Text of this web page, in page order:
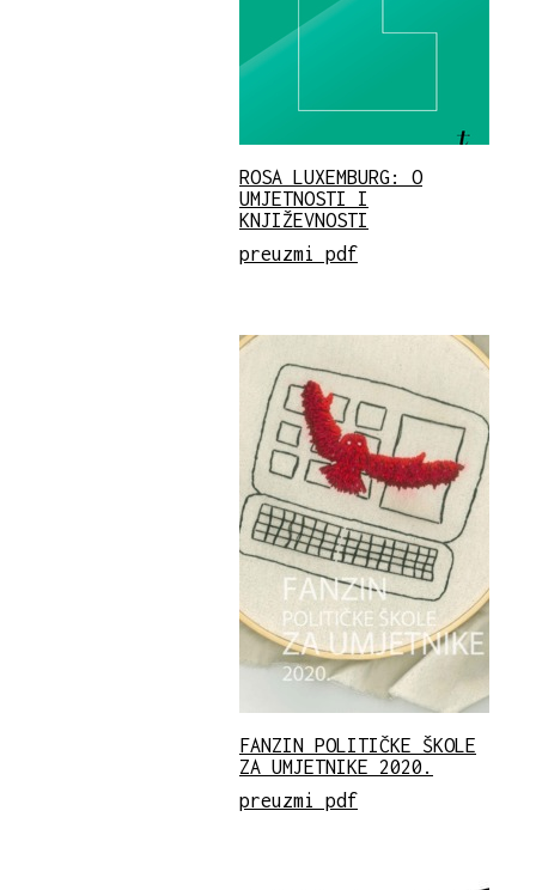
ROSA LUXEMBURG: O
UMJETNOSTI I
KNJIŽEVNOSTI
preuzmi pdf
FANZIN POLITIČKE ŠKOLE
ZA UMJETNIKE 2020.
preuzmi pdf